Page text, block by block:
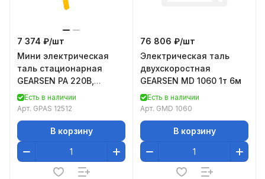
7 374 ₽/шт
Мини электрическая
таль стационарная
GEARSEN PA 220В,
125/250кг, 12/6м
Есть в наличии
Арт. GPAS 12512
В корзину
76 806 ₽/шт
Электрическая таль
двухскоростная
GEARSEN MD 1060 1т 6м
Есть в наличии
Арт. GMD 1060
В корзину